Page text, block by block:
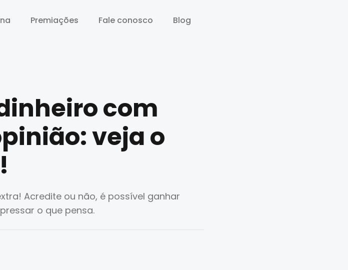
Premiações Fale conosco Blog
Premiações Fale conosco Blog
com
veja o
Acredite ou não, é possível ganhar
o que pensa.